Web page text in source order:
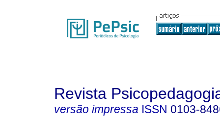
Revista
versão impressa ISSN 0103-